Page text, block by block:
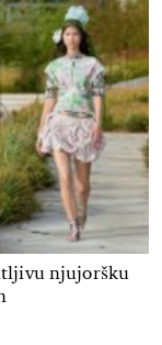
njujoršku